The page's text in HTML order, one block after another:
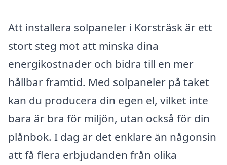
Att installera solpaneler i Korsträsk är ett
stort steg mot att minska dina
energikostnader och bidra till en mer
hållbar framtid. Med solpaneler på taket
kan du producera din egen el, vilket inte
bara är bra för miljön, utan också för din
plånbok. I dag är det enklare än någonsin
att få flera erbjudanden från olika